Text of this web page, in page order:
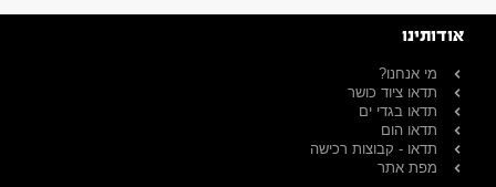
אודותינו
מי אנחנו?
תדאו ציוד כושר
תדאו בגדי ים
תדאו הום
תדאו - קבוצות רכישה
מפת אתר